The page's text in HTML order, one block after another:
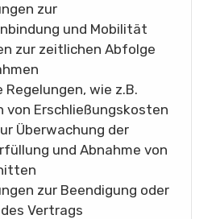
zur
und Mobilität
zur zeitlichen Abfolge
Regelungen, wie z.B.
von Erschließungskosten
Überwachung der
und Abnahme von
zur Beendigung oder
Vertrags